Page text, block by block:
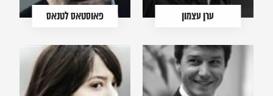
ערן עצמון פאוסטאס לטנאס